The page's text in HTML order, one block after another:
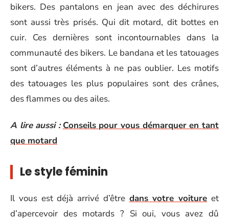
bikers. Des pantalons en jean avec des déchirures
sont aussi très prisés. Qui dit motard, dit bottes en
cuir. Ces dernières sont incontournables dans la
communauté des bikers. Le bandana et les tatouages
sont d’autres éléments à ne pas oublier. Les motifs
des tatouages les plus populaires sont des crânes,
des flammes ou des ailes.
A lire aussi : Conseils pour vous démarquer en tant
que motard
Le style féminin
Il vous est déjà arrivé d’être dans votre voiture et
d’apercevoir des motards ? Si oui, vous avez dû